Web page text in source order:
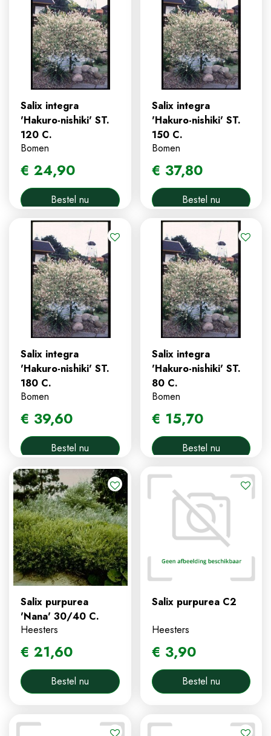
Salix integra
'Hakuro-nishiki' ST.
120 C.
Bomen
€ 24,90
Bestel nu
Salix integra
'Hakuro-nishiki' ST.
150 C.
Bomen
€ 37,80
Bestel nu
Salix integra
'Hakuro-nishiki' ST.
180 C.
Bomen
€ 39,60
Bestel nu
Salix integra
'Hakuro-nishiki' ST.
80 C.
Bomen
€ 15,70
Bestel nu
Salix purpurea
'Nana' 30/40 C.
Heesters
€ 21,60
Bestel nu
Salix purpurea C2
Heesters
€ 3,90
Bestel nu